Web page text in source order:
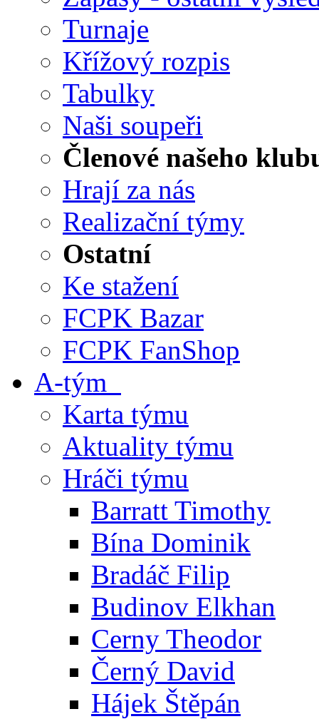
Turnaje
Křížový rozpis
Tabulky
Naši soupeři
Členové našeho
Hrají za nás
Realizační týmy
Ostatní
Ke stažení
FCPK Bazar
FCPK FanShop
A-tým
Karta týmu
Aktuality týmu
Hráči týmu
Barratt Timothy
Bína Dominik
Bradáč Filip
Budinov Elkhan
Cerny Theodor
Černý David
Hájek Štěpán